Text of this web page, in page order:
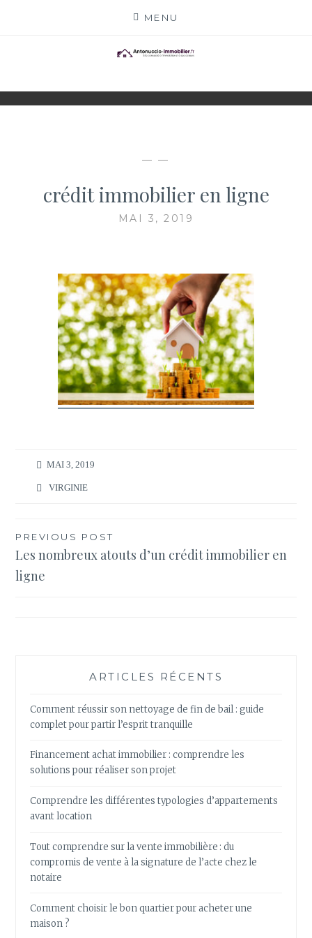
MENU
ANTONUCCIO-
IMMOBILIER.FR
ACTEURS
— —
crédit immobilier en ligne
MAI 3, 2019
MAI 3, 2019
VIRGINIE
Navigation
de
l’article
PREVIOUS POST
Les nombreux atouts d’un crédit immobilier en
ligne
ARTICLES RÉCENTS
Comment réussir son nettoyage de fin de bail : guide
complet pour partir l’esprit tranquille
Financement achat immobilier : comprendre les
solutions pour réaliser son projet
Comprendre les différentes typologies d’appartements
avant location
Tout comprendre sur la vente immobilière : du
compromis de vente à la signature de l’acte chez le
notaire
Comment choisir le bon quartier pour acheter une
maison ?